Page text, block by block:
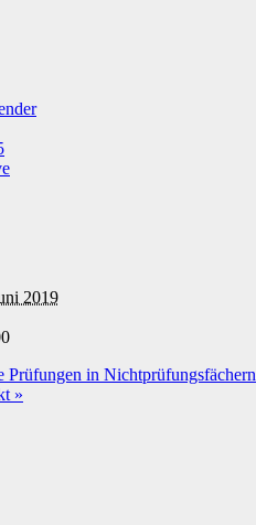
2019
Prüfungen in Nichtprüfungsfächern
»